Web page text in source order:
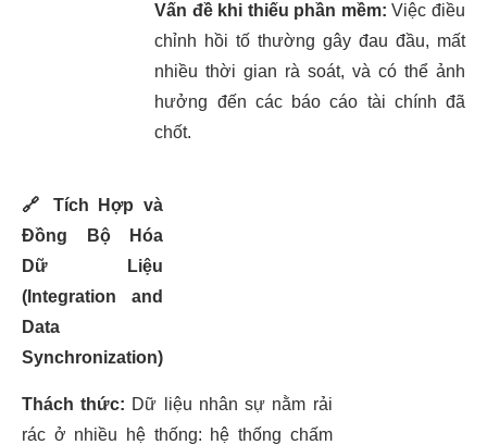
Vấn đề khi thiếu phần mềm: Việc điều
chỉnh hồi tố thường gây đau đầu, mất
nhiều thời gian rà soát, và có thể ảnh
hưởng đến các báo cáo tài chính đã
chốt.
🔗
Tích Hợp và
Đồng Bộ Hóa
Dữ Liệu
(Integration and
Data
Synchronization)
Thách thức: Dữ liệu nhân sự nằm rải
rác ở nhiều hệ thống: hệ thống chấm